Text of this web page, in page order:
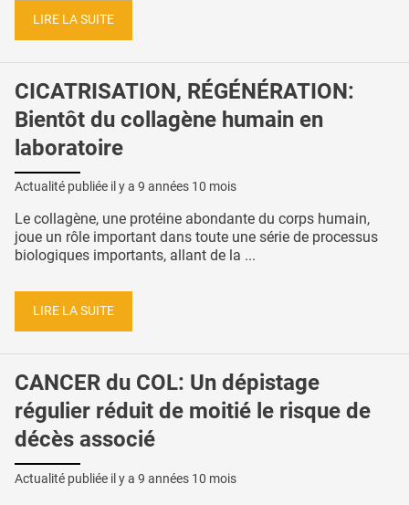
LIRE LA SUITE
CICATRISATION, RÉGÉNÉRATION:
Bientôt du collagène humain en
laboratoire
Actualité publiée il y a 9 années 10 mois
Le collagène, une protéine abondante du corps humain,
joue un rôle important dans toute une série de processus
biologiques importants, allant de la ...
LIRE LA SUITE
CANCER du COL: Un dépistage
régulier réduit de moitié le risque de
décès associé
Actualité publiée il y a 9 années 10 mois